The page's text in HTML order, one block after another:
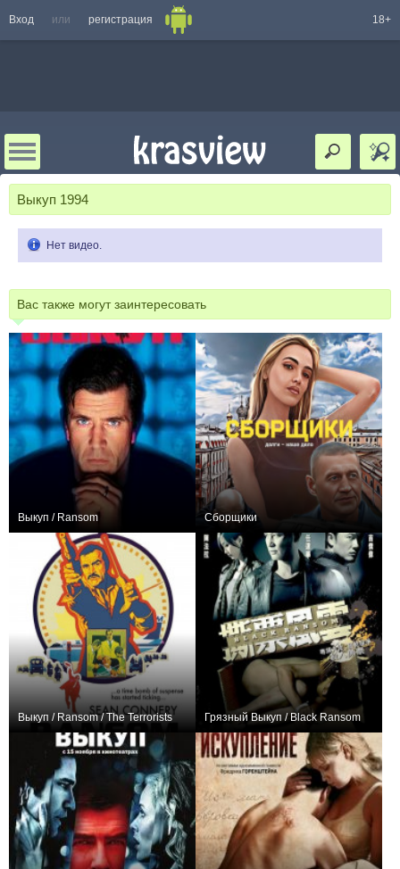
Вход или регистрация 18+
Выкуп 1994
Нет видео.
Вас также могут заинтересовать
Выкуп / Ransom Сборщики
Выкуп / Ransom / The Terrorists Грязный Выкуп / Black Ransom